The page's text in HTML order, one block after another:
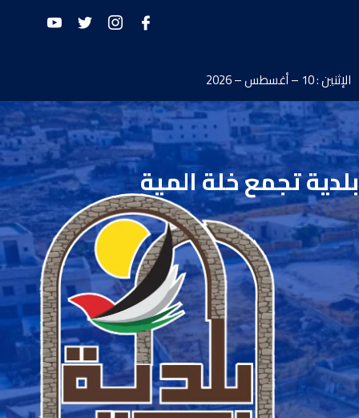
الإثنين : 10 – أغسطس – 2026
بلدية تجمع خلة المية